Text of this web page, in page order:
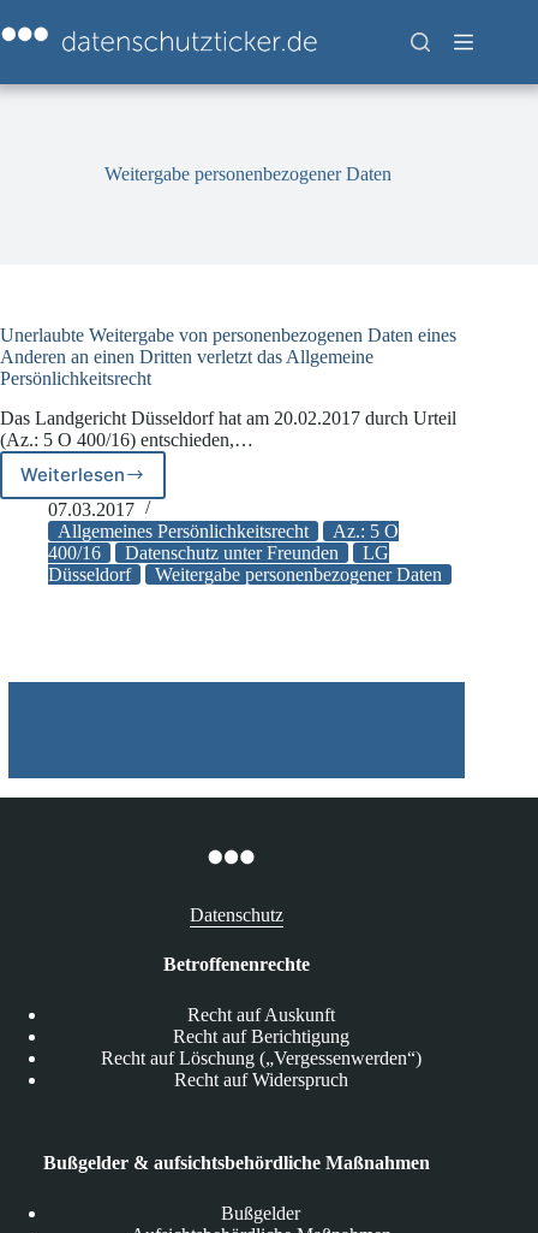
Inhalt
springen
Weitergabe personenbezogener Daten
Unerlaubte Weitergabe von personenbezogenen Daten eines
Anderen an einen Dritten verletzt das Allgemeine
Persönlichkeitsrecht
Das Landgericht Düsseldorf hat am 20.02.2017 durch Urteil
(Az.: 5 O 400/16) entschieden,…
WeiterlesenUnerlaubte
Weitergabe
von
personenbezogenen
Daten
Persönlichkeitsrecht
07.03.2017
Allgemeines Persönlichkeitsrecht
Az.: 5 O
400/16
Datenschutz unter Freunden
LG
Düsseldorf
Weitergabe personenbezogener Daten
Datenschutz
Betroffenenrechte
Recht auf Auskunft
Recht auf Berichtigung
Recht auf Löschung („Vergessenwerden“)
Recht auf Widerspruch
Bußgelder & aufsichtsbehördliche Maßnahmen
Bußgelder